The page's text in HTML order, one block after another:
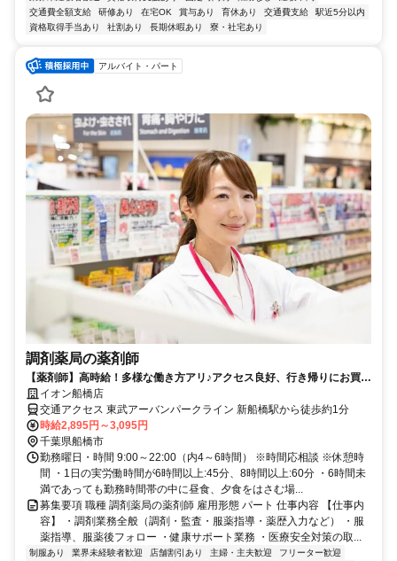
交通費全額支給
研修あり 在宅OK 賞与あり 育休あり 交通費支給
駅近5分以内
資格取得手当あり
社割あり 長期休暇あり 寮・社宅あり
アルバイト・パート
調剤薬局の薬剤師
【薬剤師】高時給！多様な働き方アリ♪アクセス良好、行き帰りにお買い
物OK！イオン薬局で働きませんか？
イオン船橋店
交通アクセス 東武アーバンパークライン 新船橋駅から徒歩約1分
時給2,895円～3,095円
千葉県船橋市
勤務曜日・時間 9:00～22:00（内4～6時間） ※時間応相談 ※休憩時
間 ・1日の実労働時間が6時間以上:45分、8時間以上:60分 ・6時間未
満であっても勤務時間帯の中に昼食、夕食をはさむ場...
募集要項 職種 調剤薬局の薬剤師 雇用形態 パート 仕事内容 【仕事内
容】 ・調剤業務全般（調剤・監査・服薬指導・薬歴入力など） ・服
薬指導、服薬後フォロー ・健康サポート業務 ・医療安全対策の取...
制服あり 業界未経験者歓迎 店舗割引あり 主婦・主夫歓迎
フリーター歓迎